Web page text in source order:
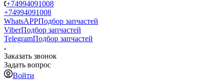
+74994091008
+74994091008
WhatsAPPПодбор запчастей
ViberПодбор запчастей
TelegramПодбор запчастей
Заказать звонок
Задать вопрос
Войти